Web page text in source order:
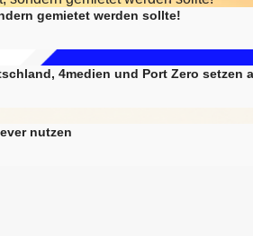
gemietet werden sollte!
4medien und Port Zero setzen
nutzen